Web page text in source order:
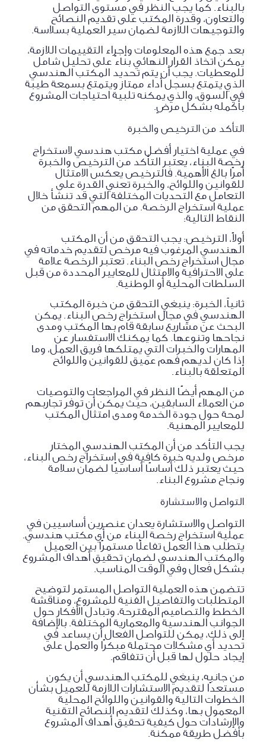
بالبناء. كما يجب النظر في مستوى التواصل
والتعاون، وقدرة المكتب على تقديم النصائح
والتوجيهات اللازمة لضمان سير العملية بسلاسة.
بعد جمع هذه المعلومات وإجراء التقييمات اللازمة،
يمكن اتخاذ القرار النهائي بناءً على تحليل شامل
للمعطيات. يجب أن يتم تحديد المكتب الهندسي
الذي يتمتع بسجل أداء ممتاز ويتمتع بسمعة طيبة
في السوق، والذي يمكنه تلبية احتياجات المشروع
بأكمله بشكل مرضٍ.
التأكد من الترخيص والخبرة
في عملية اختيار أفضل مكتب هندسي لاستخراج
رخصة البناء، يعتبر التأكد من الترخيص والخبرة
أمرًا بالغ الأهمية. فالترخيص يعكس الامتثال
للقوانين واللوائح، والخبرة تعني القدرة على
التعامل مع التحديات المختلفة التي قد تنشأ خلال
عملية استخراج الرخصة. من المهم التحقق من
النقاط التالية:
أولاً، الترخيص: يجب التحقق من أن المكتب
الهندسي المرغوب فيه مرخص لتقديم خدماته في
مجال استخراج رخص البناء. تعتبر الرخصة علامة
على الاحترافية والامتثال للمعايير المحددة من قبل
السلطات المحلية أو الوطنية.
ثانياً، الخبرة: ينبغي التحقق من خبرة المكتب
الهندسي في مجال استخراج رخص البناء. يمكن
البحث عن مشاريع سابقة قام بها المكتب ومدى
نجاحها وتنوعها. كما يمكنك الاستفسار عن
المهارات والخبرات التي يمتلكها فريق العمل، وما
إذا كان لديهم فهم عميق للقوانين واللوائح
المتعلقة بالبناء.
من المهم أيضًا النظر في المراجعات والتوصيات
من العملاء السابقين، حيث يمكن أن توفر تجاربهم
لمحة حول جودة الخدمة ومدى امتثال المكتب
للمعايير المهنية.
يجب التأكد من أن المكتب الهندسي المختار
مرخص ولديه خبرة كافية في استخراج رخص البناء،
حيث يعتبر ذلك أساسًا أساسيًا لضمان سلامة
ونجاح مشروع البناء.
التواصل والاستشارة
التواصل والاستشارة يعدان عنصرين أساسيين في
عملية استخراج رخصة البناء من أي مكتب هندسي.
يتطلب هذا العمل تفاعلًا مستمرًا بين العميل
والمكتب الهندسي لضمان تحقيق أهداف المشروع
بشكل فعال وفي الوقت المناسب.
تتضمن هذه العملية التواصل المستمر لتوضيح
المتطلبات والتفاصيل الفنية للمشروع، ومناقشة
الخطط والتصاميم المقترحة، وتبادل الأفكار حول
الجوانب الهندسية والمعمارية المختلفة. بالإضافة
إلى ذلك، يمكن للتواصل الفعال أن يساعد في
تحديد أي مشكلات محتملة مبكرًا والعمل على
إيجاد حلول لها قبل أن تتفاقم.
من جانبه، ينبغي للمكتب الهندسي أن يكون
مستعدًا لتقديم الاستشارات اللازمة للعميل بشأن
الخطوات التالية والقوانين واللوائح المحلية
المعمول بها، وكذلك لتقديم النصائح التقنية
والإرشادات حول كيفية تحقيق أهداف المشروع
بأفضل طريقة ممكنة.